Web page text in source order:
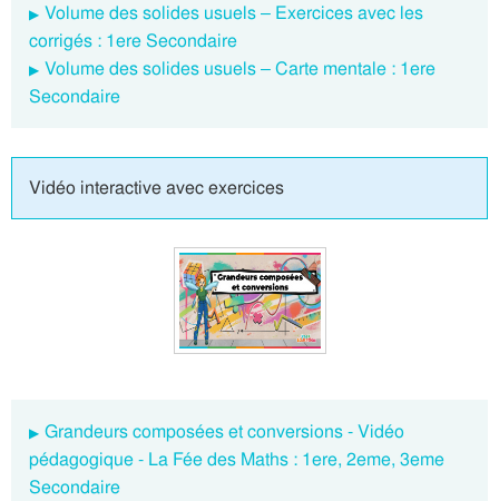
Volume des solides usuels – Exercices avec les
corrigés : 1ere Secondaire
Volume des solides usuels – Carte mentale : 1ere
Secondaire
Vidéo interactive avec exercices
Grandeurs composées et conversions - Vidéo
pédagogique - La Fée des Maths : 1ere, 2eme, 3eme
Secondaire